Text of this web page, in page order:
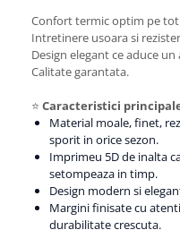
Confort termic optim pe
Intretinere usoara si
Design elegant ce aduce
Calitate garantata.
⭐ Caracteristici
Material moale, finet,
sporit in orice sezon.
Imprimeu 5D de inalta
setompeaza in timp.
Design modern si
Margini finisate cu
durabilitate crescuta.